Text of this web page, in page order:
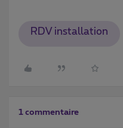
RDV installation
1 commentaire